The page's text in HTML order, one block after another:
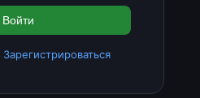
Войти
Зарегистрироваться